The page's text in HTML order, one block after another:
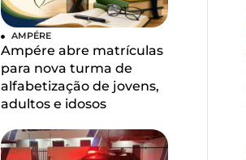
AMPÉRE
Ampére abre matrículas
para nova turma de
alfabetização de jovens,
adultos e idosos